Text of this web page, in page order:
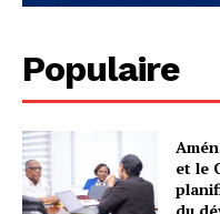
Populaire
et le